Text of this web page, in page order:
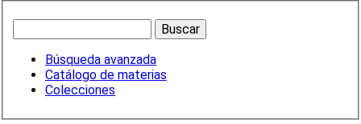
Búsqueda avanzada
Catálogo de materias
Colecciones